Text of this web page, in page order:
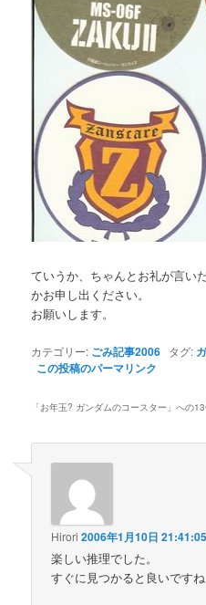
ていうか、ちゃんとお礼が言い
かお申し出ください。
お願いします。
カテゴリー: ごみ記事2006 タグ:
この投稿のパーマリンク
「お年玉? ガンダムのコースター 」への
Hirori 2006年1月10日 21:41:05
楽しい推理でした。
すぐに見つかると良いですね